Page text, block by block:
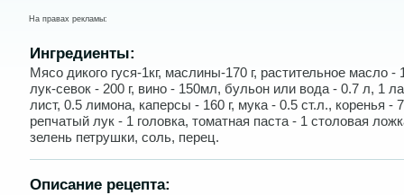
На правах рекламы:
Ингредиенты:
Мясо дикого гуся-1кг, маслины-170 г, растительное масло -
лук-севок - 200 г, вино - 150мл, бульон или вода - 0.7 л, 1
лист, 0.5 лимона, каперсы - 160 г, мука - 0.5 ст.л., коренья -
репчатый лук - 1 головка, томатная паста - 1 столовая
зелень петрушки, соль, перец.
Описание рецепта: